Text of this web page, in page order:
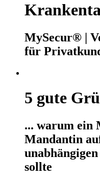
MySecur® |
für
5 gute
... warum ein
Mandantin
sollte